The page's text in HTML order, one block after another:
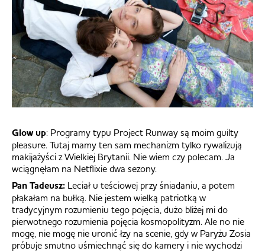
Glow up: Programy typu Project Runway są moim guilty
pleasure. Tutaj mamy ten sam mechanizm tylko rywalizują
makijażyści z Wielkiej Brytanii. Nie wiem czy polecam. Ja
wciągnęłam na Netflixie dwa sezony.
Pan Tadeusz: Leciał u teściowej przy śniadaniu, a potem
płakałam na bułką. Nie jestem wielką patriotką w
tradycyjnym rozumieniu tego pojęcia, dużo bliżej mi do
pierwotnego rozumienia pojęcia kosmopolityzm. Ale no nie
mogę, nie mogę nie uronić łzy na scenie, gdy w Paryżu Zosia
próbuje smutno uśmiechnąć się do kamery i nie wychodzi